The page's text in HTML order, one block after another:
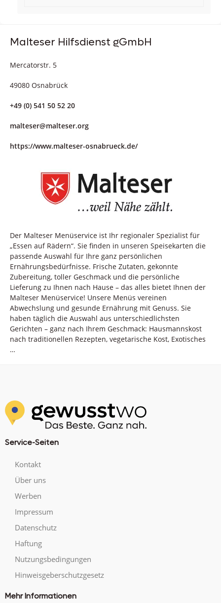
Malteser Hilfsdienst gGmbH
Mercatorstr. 5
49080 Osnabrück
+49 (0) 541 50 52 20
malteser@malteser.org
https://www.malteser-osnabrueck.de/
Der Malteser Menüservice ist Ihr regionaler Spezialist für
„Essen auf Rädern“. Sie finden in unseren Speisekarten die
passende Auswahl für Ihre ganz persönlichen
Ernährungsbedürfnisse. Frische Zutaten, gekonnte
Zubereitung, toller Geschmack und die persönliche
Lieferung zu Ihnen nach Hause – das alles bietet Ihnen der
Malteser Menüservice! Unsere Menüs vereinen
Abwechslung und gesunde Ernährung mit Genuss. Sie
haben täglich die Auswahl aus unterschiedlichsten
Gerichten – ganz nach Ihrem Geschmack: Hausmannskost
nach traditionellen Rezepten, vegetarische Kost, Exotisches
…
Service-Seiten
Kontakt
Über uns
Werben
Impressum
Datenschutz
Haftung
Nutzungsbedingungen
Hinweisgeberschutzgesetz
Mehr Informationen